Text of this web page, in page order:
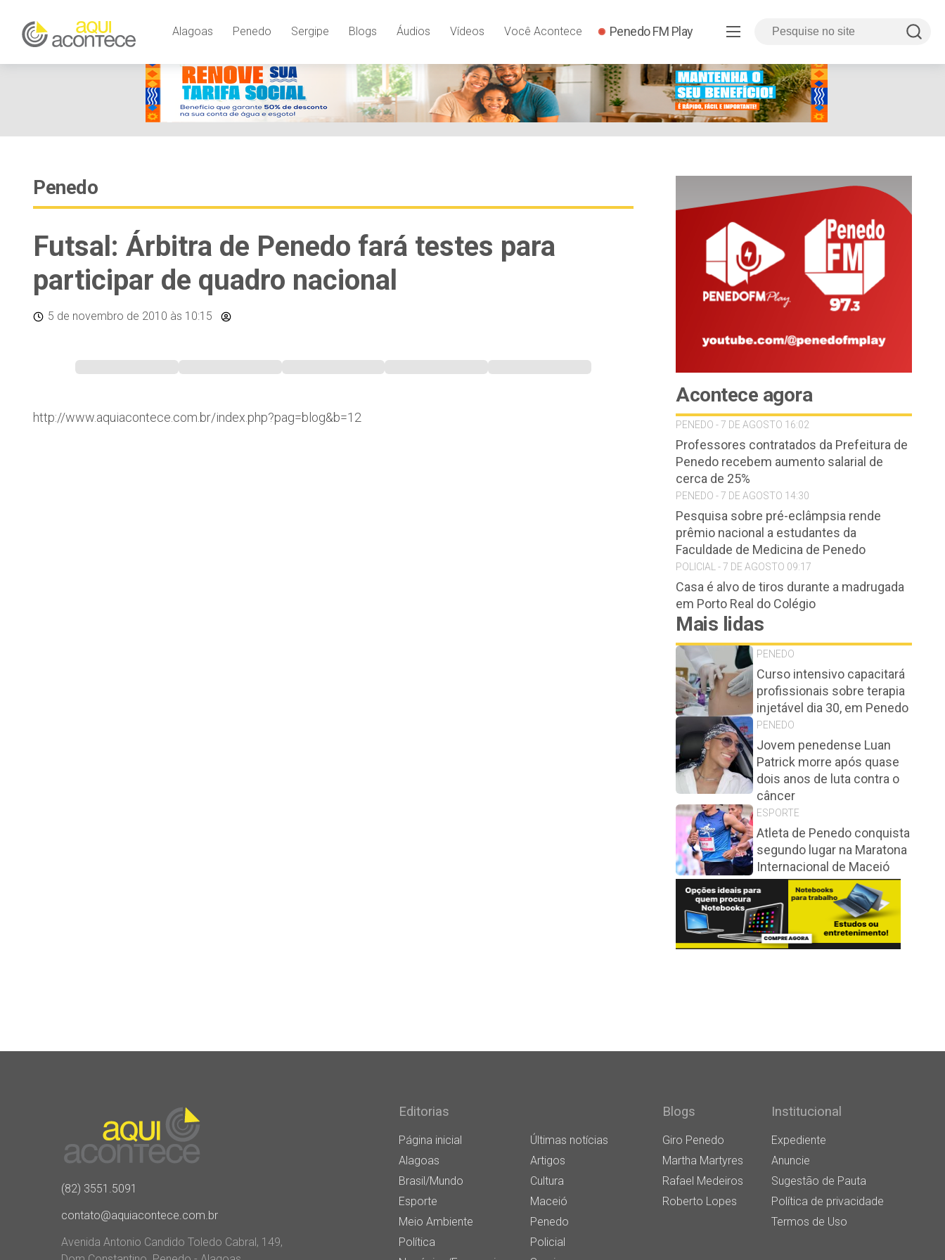
Alagoas Penedo Sergipe Blogs Áudios Vídeos Você Acontece Penedo FM Play
Penedo
Futsal: Árbitra de Penedo fará testes para
participar de quadro nacional
5 de novembro de 2010 às 10:15
http://www.aquiacontece.com.br/index.php?pag=blog&b=12
Acontece agora
PENEDO - 7 DE AGOSTO 16:02
Professores contratados da Prefeitura de
Penedo recebem aumento salarial de
cerca de 25%
PENEDO - 7 DE AGOSTO 14:30
Pesquisa sobre pré-eclâmpsia rende
prêmio nacional a estudantes da
Faculdade de Medicina de Penedo
POLICIAL - 7 DE AGOSTO 09:17
Casa é alvo de tiros durante a madrugada
em Porto Real do Colégio
Mais lidas
PENEDO
Curso intensivo capacitará
profissionais sobre terapia
injetável dia 30, em Penedo
PENEDO
Jovem penedense Luan
Patrick morre após quase
dois anos de luta contra o
câncer
ESPORTE
Atleta de Penedo conquista
segundo lugar na Maratona
Internacional de Maceió
(82) 3551.5091
contato@aquiacontece.com.br
Avenida Antonio Candido Toledo Cabral, 149,
Editorias
Página inicial
Últimas notícias
Alagoas
Artigos
Brasil/Mundo
Cultura
Esporte
Maceió
Meio Ambiente
Penedo
Política
Policial
Blogs
Giro Penedo
Martha Martyres
Rafael Medeiros
Roberto Lopes
Institucional
Expediente
Anuncie
Sugestão de Pauta
Política de privacidade
Termos de Uso